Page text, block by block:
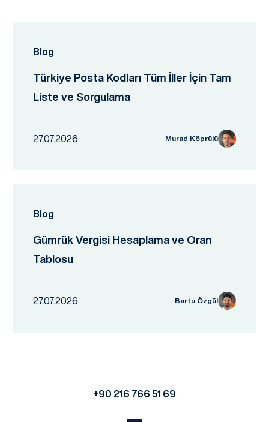
Blog
Türkiye Posta Kodları Tüm İller İçin Tam
Liste ve Sorgulama
27.07.2026 Murad Köprülü
Blog
Gümrük Vergisi Hesaplama ve Oran
Tablosu
27.07.2026 Bartu Özgül
+90 216 766 51 69